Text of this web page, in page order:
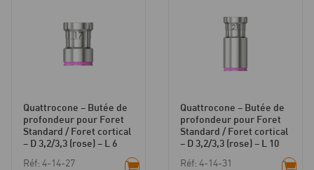
Quattrocone – Butée de
profondeur pour Foret
Standard / Foret cortical
– D 3,2/3,3 (rose) – L 6
Réf: 4-14-27
Quattrocone – Butée de
profondeur pour Foret
Standard / Foret cortical
– D 3,2/3,3 (rose) – L 10
Réf: 4-14-31